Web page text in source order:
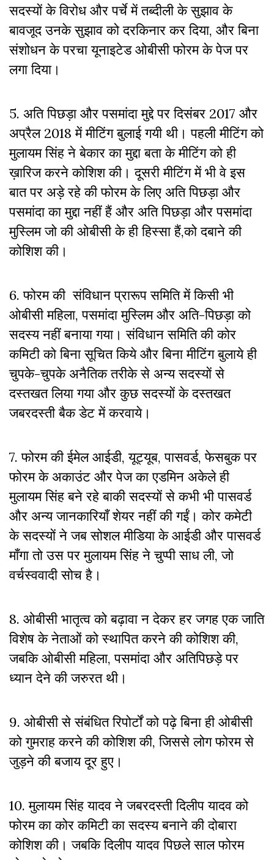
सदस्यों के विरोध और पर्चे में तब्दीली के सुझाव के
बावजूद उनके सुझाव को दरकिनार कर दिया, और बिना
संशोधन के परचा यूनाइटेड ओबीसी फोरम के पेज पर
लगा दिया।
5. अति पिछड़ा और पसमांदा मुद्दे पर दिसंबर 2017 और
अप्रैल 2018में मीटिंग बुलाई गयी थी। पहली मीटिंग को
मुलायम सिंह ने बेकार का मुद्दा बता के मीटिंग को ही
ख़ारिज करने कोशिश की। दूसरी मीटिंग में भी वे इस
बात पर अड़े रहे की फोरम के लिए अति पिछड़ा और
पसमांदा का मुद्दा नहीं हैं और अति पिछड़ा और पसमांदा
मुस्लिम जो की ओबीसी के ही हिस्सा हैं,को दबाने की
कोशिश की।
6. फोरम की संविधान प्रारूप समिति में किसी भी
ओबीसी महिला,पसमांदा मुस्लिम और अति-पिछड़ा को
सदस्य नहीं बनाया गया। संविधान समिति की कोर
कमिटी को बिना सूचित किये और बिना मीटिंग बुलाये ही
चुपके-चुपके अनैतिक तरीके से अन्य सदस्यों से
दस्तखत लिया गया और कुछ सदस्यों के दस्तखत
जबरदस्ती बैक डेट में करवाये।
7. फोरम की ईमेल आईडी, यूट्यूब,पासवर्ड,फेसबुक पर
फोरम के अकाउंट और पेज का एडमिन अकेले ही
मुलायम सिंह बने रहे बाकी सदस्यों से कभी भी पासवर्ड
और अन्य जानकारियाँ शेयर नहीं की गईं। कोर कमेटी
के सदस्यों ने जब सोशल मीडिया के आईडी और पासवर्ड
माँगा तो उस पर मुलायम सिंह ने चुप्पी साध ली, जो
वर्चस्ववादी सोच है।
8. ओबीसी भातृत्व को बढ़ावा न देकर हर जगह एक जाति
विशेष के नेताओं को स्थापित करने की कोशिश की,
जबकि ओबीसी महिला,पसमांदा और अतिपिछड़े पर
ध्यान देने की जरुरत थी।
9. ओबीसी से संबंधित रिपोर्टों को पढ़े बिना ही ओबीसी
को गुमराह करने की कोशिश की, जिससे लोग फोरम से
जुड़ने की बजाय दूर हुए।
10. मुलायम सिंह यादव ने जबरदस्ती दिलीप यादव को
फोरम का कोर कमिटी का सदस्य बनाने की दोबारा
कोशिश की। जबकि दिलीप यादव पिछले साल फोरम